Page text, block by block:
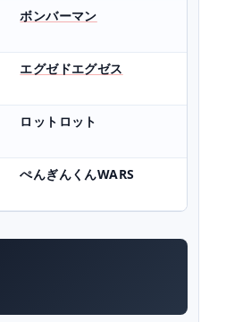
ボンバーマン
エグゼドエグゼス
ロットロット
ぺんぎんくんWARS